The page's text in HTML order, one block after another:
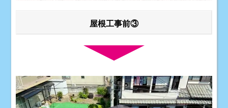
屋根工事前③